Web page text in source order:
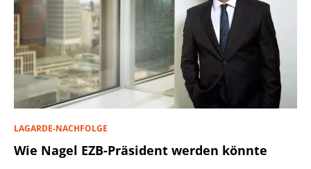
LAGARDE-NACHFOLGE
Wie Nagel EZB-Präsident werden könnte